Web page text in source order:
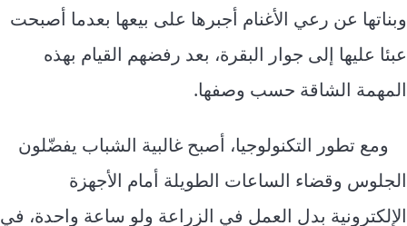
وبناتها عن رعي الأغنام أجبرها على بيعها بعدما أصبحت
عبئا عليها إلى جوار البقرة، بعد رفضهم القيام بهذه
المهمة الشاقة حسب وصفها.
ومع تطور التكنولوجيا، أصبح غالبية الشباب يفضّلون
الجلوس وقضاء الساعات الطويلة أمام الأجهزة
الإلكترونية بدل العمل في الزراعة ولو ساعة واحدة، في